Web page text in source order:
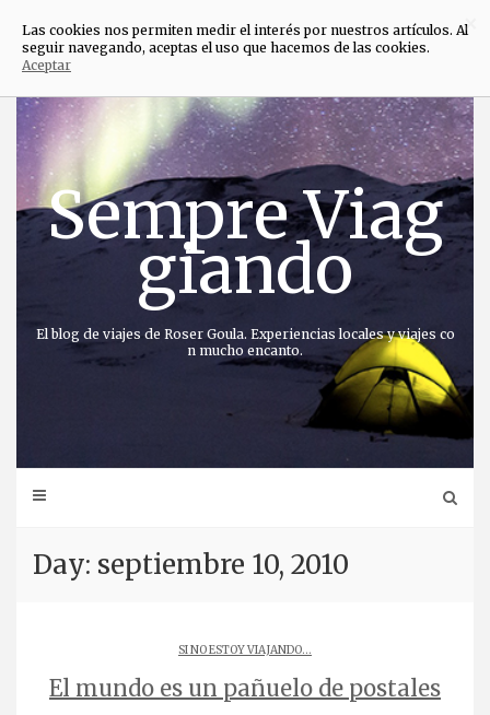
contenido
Sempre Viag
giando
El blog de viajes de Roser Goula. Experiencias locales y viajes co
n mucho encanto.
Day: septiembre 10, 2010
SI NO ESTOY VIAJANDO...
El mundo es un pañuelo de postales
×
Las cookies nos permiten medir el interés por nuestros artículos. Al
seguir navegando, aceptas el uso que hacemos de las cookies.
Aceptar